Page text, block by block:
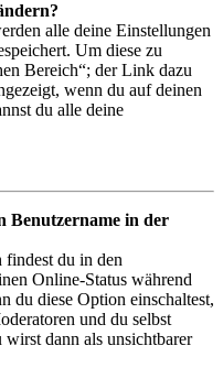
alle deine Einstellungen
Um diese zu
Bereich“; der Link dazu
wenn du auf deinen
du alle deine
Benutzername in der
findest du in den
Online-Status während
du diese Option einschaltest,
und du selbst
dann als unsichtbarer